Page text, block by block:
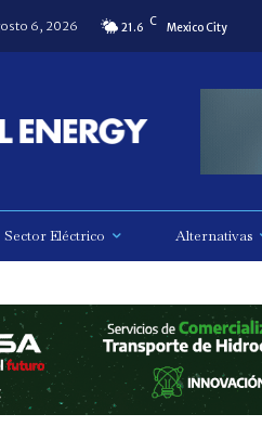
6, 2026 21.6 C Mexico City
Sector Eléctrico Alternativas